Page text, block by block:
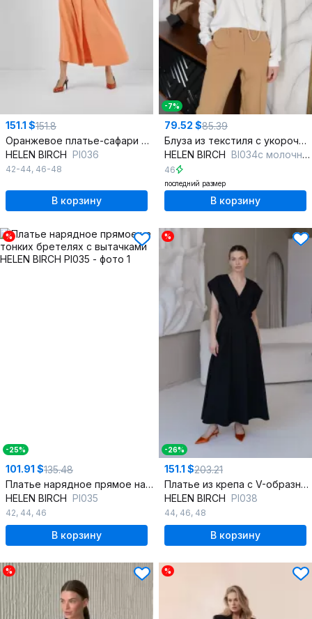
151.1 $151.8
Оранжевое платье-сафари с накладными и боковыми карманами
HELEN BIRCH Pl036
42-44, 46-48
В корзину
-7%
79.52 $85.39
Блуза из текстиля с укороченными рукавами и кокеткой для повседневности
HELEN BIRCH Bl034c молочный
46
последний размер
В корзину
%
-25%
101.91 $135.48
Платье нарядное прямое на тонких бретелях с вытачками
HELEN BIRCH Pl035
42, 44, 46
В корзину
%
-26%
151.1 $203.21
Платье из крепа с V-образным вырезом и расклешенной юбкой
HELEN BIRCH Pl038
44, 46, 48
В корзину
% %